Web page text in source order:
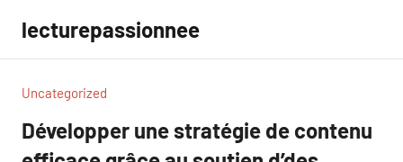
contenu
lecturepassionnee
Uncategorized
Développer une stratégie de contenu